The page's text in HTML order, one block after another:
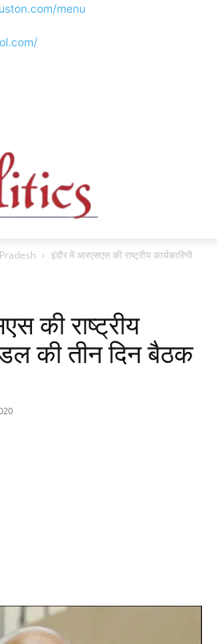
menu
इंदौर में आरएसएस की राष्ट्रीय कार्यकारिणी
की राष्ट्रीय
की तीन दिन बैठक